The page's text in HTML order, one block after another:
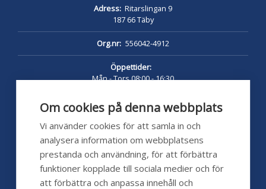
Om cookies på denna webbplats
Vi använder cookies för att samla in och
analysera information om webbplatsens
prestanda och användning, för att förbättra
funktioner kopplade till sociala medier och för
att förbättra och anpassa innehåll och
Adress: Ritarslingan 9
187 66 Täby
Org.nr: 556042-4912
Öppettider:
Mån - Tors 08:00 - 16:30
Lunch 12:00 - 13:00
pumpshoppen.se 24/7
Kundservice